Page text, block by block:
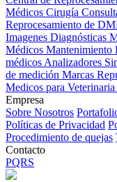
Médicos Cirugía
Reprocesamiento de
Imagenes Diagnósticas
Médicos Mantenimiento
médicos Analizadores
de medición Marcas
Medicos para Veterinaria
Empresa
Sobre Nosotros
Políticas de Privacidad
Procedimiento de quejas
Contacto
PQRS